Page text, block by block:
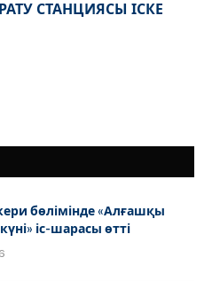
СТАНЦИЯСЫ ІСКЕ
бөлімінде «Алғашқы
іс-шарасы өтті